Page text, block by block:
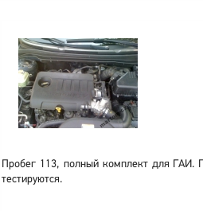
Пробег 113, полный комплект для ГАИ.
тестируются.